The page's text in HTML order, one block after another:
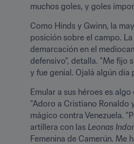
muchos goles, y goles
Como Hinds y Gwinn, la
posición sobre el campo.
demarcación en el
defensivo", detalla. "Me fijo
y fue genial. Ojalá algún día
Emular a sus héroes es
"Adoro a Cristiano Ronaldo
mágico contra Venezuela.
artillera con las Leonas
Femenina de Camerún. Me